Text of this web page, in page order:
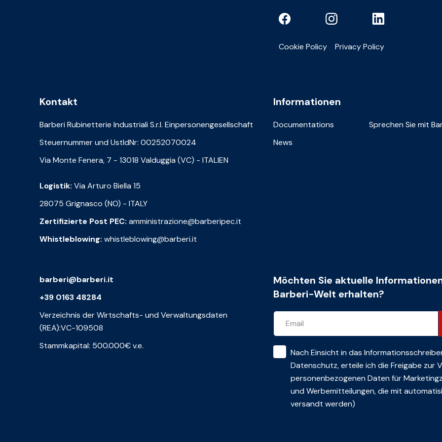
Cookie Policy Privacy Policy
Kontakt
Barberi Rubinetterie Industriali S.r.l. Einpersonengesellschaft
Steuernummer und UstIdNr: 00252070024
Via Monte Fenera, 7 - 13018 Valduggia (VC) - ITALIEN
Logistik: Via Arturo Biella 15
28075 Grignasco (NO) - ITALY
Zertifizierte Post PEC: amministrazione@barberipec.it
Whistleblowing: whistleblowing@barberi.it
Informationen
Documentations
Sprechen Sie mit
News
barberi@barberi.it
+39 0163 48284
Verzeichnis der Wirtschafts- und Verwaltungsdaten
(REA):VC-109508
Stammkapital: 500.000€ v.e.
Möchten Sie aktuelle
Barberi-Welt erhalten?
Nach Einsicht in das
Datenschutz, erteile ich die Freigabe zur
personenbezogenen Daten für
und Werbemitteilungen, die mit
versandt werden)